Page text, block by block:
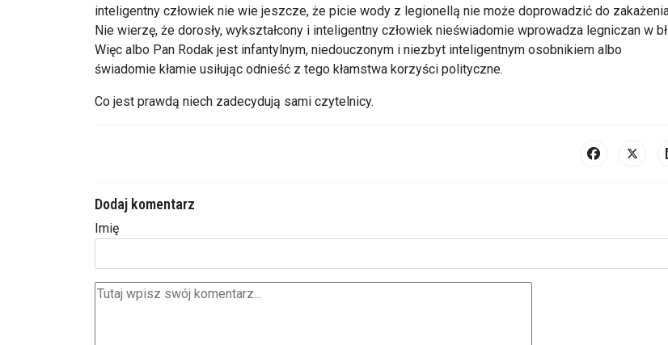
inteligentny człowiek nie wie jeszcze, że picie wody z legionellą nie może doprowadzić do
Nie wierzę, że dorosły, wykształcony i inteligentny człowiek nieświadomie wprowadza legniczan w
Więc albo Pan Rodak jest infantylnym, niedouczonym i niezbyt inteligentnym osobnikiem albo
świadomie kłamie usiłując odnieść z tego kłamstwa korzyści polityczne.
Co jest prawdą niech zadecydują sami czytelnicy.
Dodaj komentarz
Imię